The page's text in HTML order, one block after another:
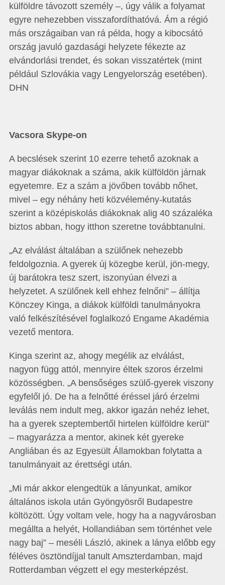
külföldre távozott személy –, úgy válik a folyamat
egyre nehezebben visszafordíthatóvá. Ám a régió
más országaiban van rá példa, hogy a kibocsátó
ország javuló gazdasági helyzete fékezte az
elvándorlási trendet, és sokan visszatértek (mint
például Szlovákia vagy Lengyelország esetében).
DHN
Vacsora Skype-on
A becslések szerint 10 ezerre tehető azoknak a
magyar diákoknak a száma, akik külföldön járnak
egyetemre. Ez a szám a jövőben tovább nőhet,
mivel – egy néhány heti közvélemény-kutatás
szerint a középiskolás diákoknak alig 40 százaléka
biztos abban, hogy itthon szeretne továbbtanulni.
„Az elválást általában a szülőnek nehezebb
feldolgoznia. A gyerek új közegbe kerül, jön-megy,
új barátokra tesz szert, iszonyúan élvezi a
helyzetet. A szülőnek kell ehhez felnőni” – állítja
Könczey Kinga, a diákok külföldi tanulmányokra
való felkészítésével foglalkozó Engame Akadémia
vezető mentora.
Kinga szerint az, ahogy megélik az elválást,
nagyon függ attól, mennyire éltek szoros érzelmi
közösségben. „A bensőséges szülő-gyerek viszony
egyfelől jó. De ha a felnőtté éréssel járó érzelmi
leválás nem indult meg, akkor igazán nehéz lehet,
ha a gyerek szeptembertől hirtelen külföldre kerül”
– magyarázza a mentor, akinek két gyereke
Angliában és az Egyesült Államokban folytatta a
tanulmányait az érettségi után.
„Mi már akkor elengedtük a lányunkat, amikor
általános iskola után Gyöngyösről Budapestre
költözött. Úgy voltam vele, hogy ha a nagyvárosban
megállta a helyét, Hollandiában sem történhet vele
nagy baj” – meséli László, akinek a lánya előbb egy
féléves ösztöndíjjal tanult Amszterdamban, majd
Rotterdamban végzett el egy mesterképzést.